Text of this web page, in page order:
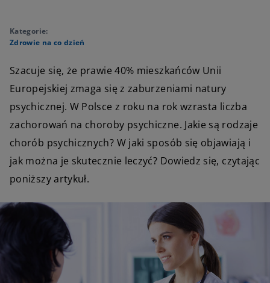
Kategorie:
Zdrowie na co dzień
Szacuje się, że prawie 40% mieszkańców Unii
Europejskiej zmaga się z zaburzeniami natury
psychicznej. W Polsce z roku na rok wzrasta liczba
zachorowań na choroby psychiczne. Jakie są rodzaje
chorób psychicznych? W jaki sposób się objawiają i
jak można je skutecznie leczyć? Dowiedz się, czytając
poniższy artykuł.